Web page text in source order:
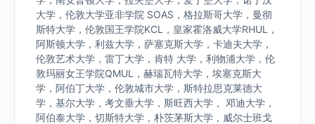
大学，伦敦大学亚非学院 SOAS，格拉斯哥大学，曼彻
斯特大学，伦敦国王学院KCL，皇家霍洛威大学RHUL，
阿斯顿大学，利兹大学，萨塞克斯大学，卡迪夫大学，
伦敦艺术大学，雷丁大学，肯特 大学，利物浦大学，伦
敦玛丽女王学院QMUL，赫瑞瓦特大学，埃塞克斯大
学，阿伯丁大学，伦敦城市大学，斯特拉思克莱德大
学，基尔大学，考文垂大学，斯旺西大学， 邓迪大学，
阿伯泰大学，切斯特大学，朴茨茅斯大学，威尔士班戈